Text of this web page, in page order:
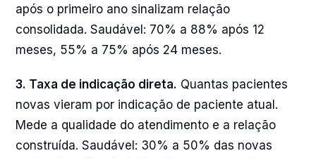
após o primeiro ano sinalizam relação
consolidada. Saudável: 70% a 88% após 12
meses, 55% a 75% após 24 meses.
3. Taxa de indicação direta. Quantas pacientes
novas vieram por indicação de paciente atual.
Mede a qualidade do atendimento e a relação
construída. Saudável: 30% a 50% das novas